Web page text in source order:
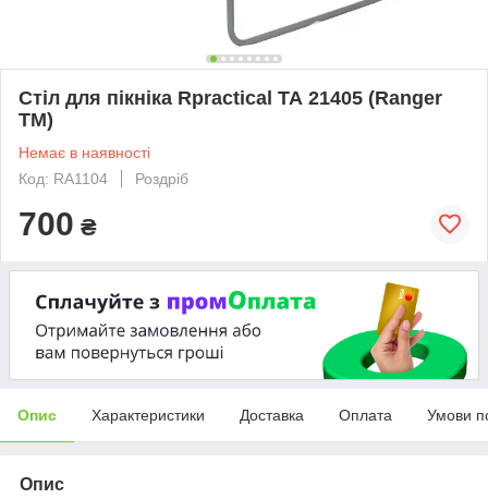
Стіл для пікніка Rpractical ТА 21405 (Ranger
TM)
Немає в наявності
Код: RA1104
Роздріб
700 ₴
Опис Характеристики Доставка Оплата Умови
Опис